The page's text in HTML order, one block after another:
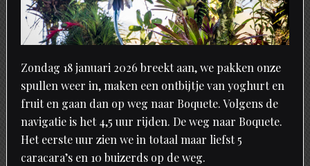
Zondag 18 januari 2026 breekt aan, we pakken onze
spullen weer in, maken een ontbijtje van yoghurt en
fruit en gaan dan op weg naar Boquete. Volgens de
navigatie is het 4,5 uur rijden. De weg naar Boquete.
Het eerste uur zien we in totaal maar liefst 5
caracara’s en 10 buizerds op de weg.